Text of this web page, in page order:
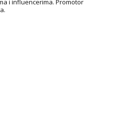
i influencerima. Promotor